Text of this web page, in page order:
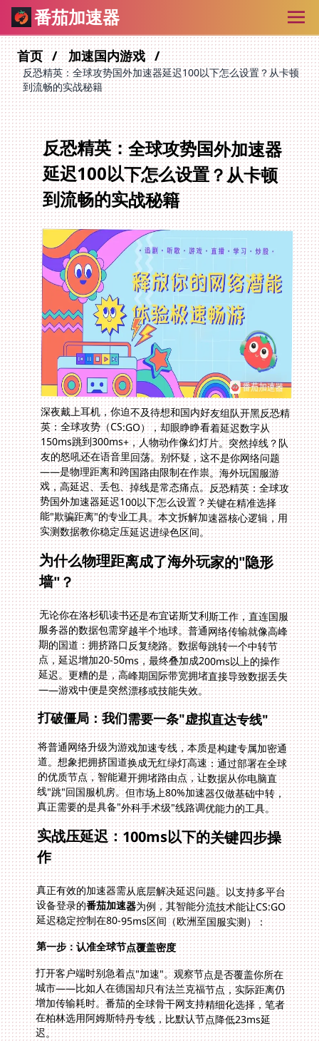
番茄加速器
首页 加速国内游戏
反恐精英：全球攻势国外加速器延迟100以下怎么设置？从卡顿
到流畅的实战秘籍
反恐精英：全球攻势国外加速器
延迟100以下怎么设置？从卡顿
到流畅的实战秘籍
深夜戴上耳机，你迫不及待想和国内好友组队开黑反恐精
英：全球攻势（CS:GO），却眼睁睁看着延迟数字从
150ms跳到300ms+，人物动作像幻灯片。突然掉线？队
友的怒吼还在语音里回荡。别怀疑，这不是你网络问题
——是物理距离和跨国路由限制在作祟。海外玩国服游
戏，高延迟、丢包、掉线是常态痛点。反恐精英：全球攻
势国外加速器延迟100以下怎么设置？关键在精准选择
能"欺骗距离"的专业工具。本文拆解加速器核心逻辑，用
实测数据教你稳定压延迟进绿色区间。
为什么物理距离成了海外玩家的"隐形
墙"？
无论你在洛杉矶读书还是布宜诺斯艾利斯工作，直连国服
服务器的数据包需穿越半个地球。普通网络传输就像高峰
期的国道：拥挤路口反复绕路。数据每跳转一个中转节
点，延迟增加20-50ms，最终叠加成200ms以上的操作
延迟。更糟的是，高峰期国际带宽拥堵直接导致数据丢失
——游戏中便是突然漂移或技能失效。
打破僵局：我们需要一条"虚拟直达专线"
将普通网络升级为游戏加速专线，本质是构建专属加密通
道。想象把拥挤国道换成无红绿灯高速：通过部署在全球
的优质节点，智能避开拥堵路由点，让数据从你电脑直
线"跳"回国服机房。但市场上80%加速器仅做基础中转，
真正需要的是具备"外科手术级"线路调优能力的工具。
实战压延迟：100ms以下的关键四步操
作
真正有效的加速器需从底层解决延迟问题。以支持多平台
设备登录的番茄加速器为例，其智能分流技术能让CS:GO
延迟稳定控制在80-95ms区间（欧洲至国服实测）：
第一步：认准全球节点覆盖密度
打开客户端时别急着点"加速"。观察节点是否覆盖你所在
城市——比如人在德国却只有法兰克福节点，实际距离仍
增加传输耗时。番茄的全球骨干网支持精细化选择，笔者
在柏林选用阿姆斯特丹专线，比默认节点降低23ms延
迟。